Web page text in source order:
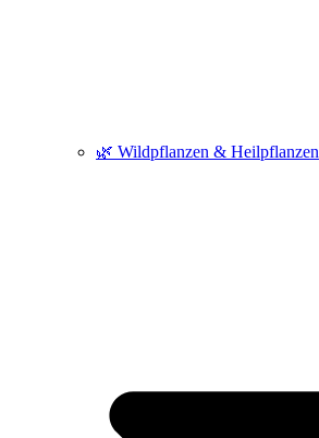
🌿 Wildpflanzen & Heilpflanzen